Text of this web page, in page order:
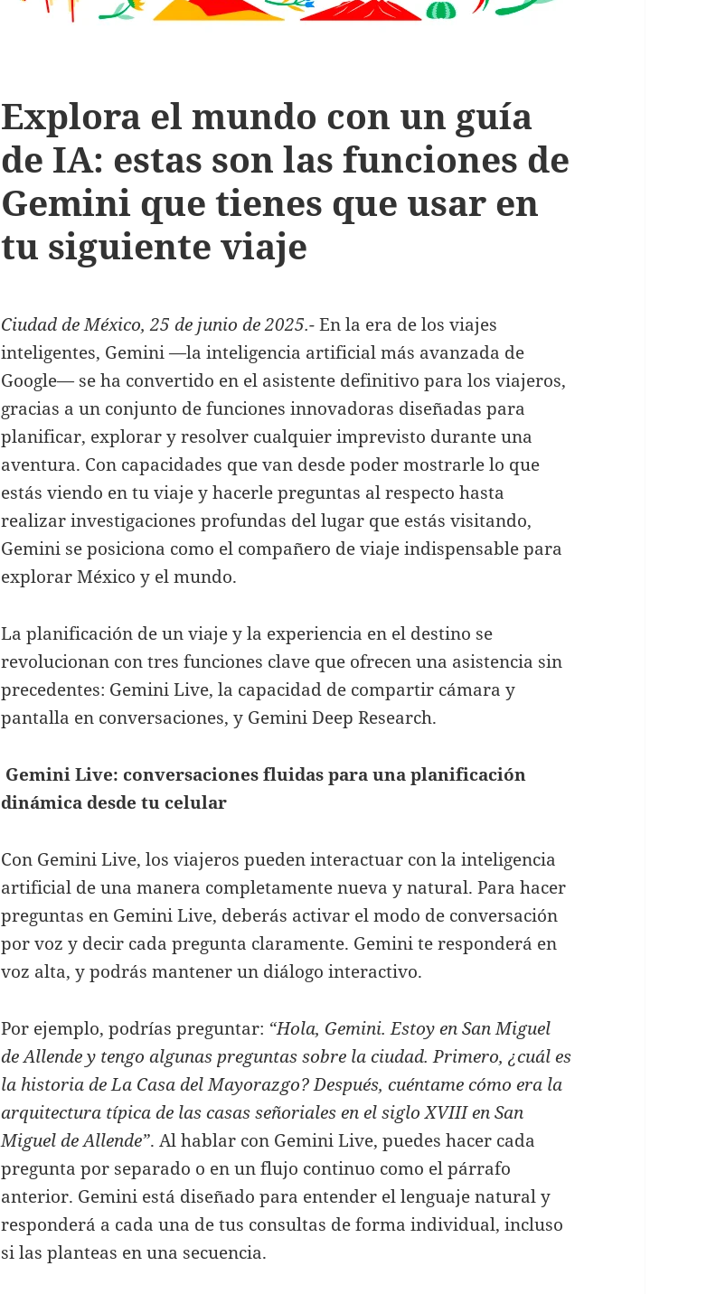
Explora el mundo con un guía
de IA: estas son las funciones de
Gemini que tienes que usar en
tu siguiente viaje
Ciudad de México, 25 de junio de 2025.-En la era de los viajes
inteligentes, Gemini —la inteligencia artificial más avanzada de
Google— se ha convertido en el asistente definitivo para los viajeros,
gracias a un conjunto de funciones innovadoras diseñadas para
planificar, explorar y resolver cualquier imprevisto durante una
aventura. Con capacidades que van desde poder mostrarle lo que
estás viendo en tu viaje y hacerle preguntas al respecto hasta
realizar investigaciones profundas del lugar que estás visitando,
Gemini se posiciona como el compañero de viaje indispensable para
explorar México y el mundo.
La planificación de un viaje y la experiencia en el destino se
revolucionan con tres funciones clave que ofrecen una asistencia sin
precedentes: Gemini Live, la capacidad de compartir cámara y
pantalla en conversaciones, y Gemini Deep Research.
Gemini Live: conversaciones fluidas para una planificación
dinámica desde tu celular
Con Gemini Live, los viajeros pueden interactuar con la inteligencia
artificial de una manera completamente nueva y natural. Para hacer
preguntas en Gemini Live, deberás activar el modo de conversación
por voz y decir cada pregunta claramente. Gemini te responderá en
voz alta, y podrás mantener un diálogo interactivo.
Por ejemplo, podrías preguntar: “Hola, Gemini. Estoy en San Miguel
de Allende y tengo algunas preguntas sobre la ciudad. Primero, ¿cuál es
la historia de La Casa del Mayorazgo? Después, cuéntame cómo era la
arquitectura típica de las casas señoriales en el siglo XVIII en San
Miguel de Allende”. Al hablar con Gemini Live, puedes hacer cada
pregunta por separado o en un flujo continuo como el párrafo
anterior. Gemini está diseñado para entender el lenguaje natural y
responderá a cada una de tus consultas de forma individual, incluso
si las planteas en una secuencia.